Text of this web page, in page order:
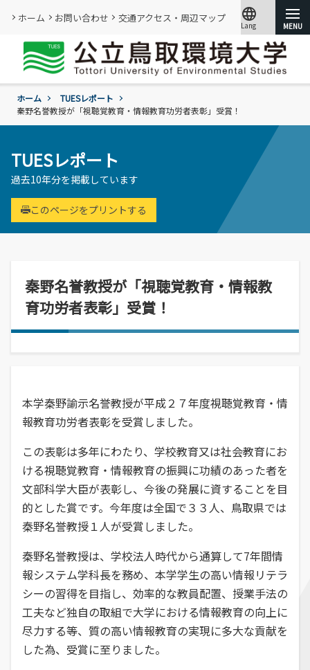
ホーム お問い合わせ 交通アクセス・周辺マップ language
Lang
文字サイズ
大学紹介
基本情報
組織･規程
学章、シンボルマーク
公募情報
施設・学外拠点
環境問題･環境教育への取り組み
広報誌・刊行物
SNS(ソーシャル・メディア)公式アカウント一覧
寄附金申込みのご案内
各種お問合せ先
資料請求
交通アクセス・周辺マップ
情報メディアセンター(図書館)のご案内
です。
公立鳥取環境大学の研究・附属機関のご
紹介です。
公立鳥取環境大学の地域連携の取り組み
をご案内、ご紹介します。
学年暦
成績評価・卒業認定・学位
証明書の発行
環境学部
環境学科
経営学部
経営学科
人間形成
教育センター
幅広い知識と基礎学力を身につける
大学院
環境経営研究科
持続的社会を実現できる高度専門職業人
を養成
入試
進学説明会【高校教員対象】
進学相談会
全国各地おこなっている進学相談会の会
場、日程についてご案内
学生生活
通学等
学校学生生徒旅客運賃割引証(学割証)
アルバイトの紹介
委員会、クラブ・サークル活動
各団体の活動を紹介します。
学費、入学料についてご案内
国の教育ローン、提携教育ローン
等
国の教育ローンと提携教育ローンに関す
る情報です。
就職活動について
就職･進学実績
学内企業説明会の申し込み
求人の申し込み
訪問者別
高校教員
一般・企業の方
ホーム
TUESレポート
秦野名誉教授が「視聴覚教育・情報教育功労者表彰」受賞！
TUESレポート
過去10年分を掲載しています
このページをプリントする
秦野名誉教授が「視聴覚教育・情報教
育功労者表彰」受賞！
本学秦野諭示名誉教授が平成２７年度視聴覚教育・情
報教育功労者表彰を受賞しました。
この表彰は多年にわたり、学校教育又は社会教育にお
ける視聴覚教育・情報教育の振興に功績のあった者を
文部科学大臣が表彰し、今後の発展に資することを目
的とした賞です。今年度は全国で３３人、鳥取県では
秦野名誉教授１人が受賞しました。
秦野名誉教授は、学校法人時代から通算して7年間情
報システム学科長を務め、本学学生の高い情報リテラ
シーの習得を目指し、効率的な教員配置、授業手法の
工夫など独自の取組で大学における情報教育の向上に
尽力する等、質の高い情報教育の実現に多大な貢献を
した為、受賞に至りました。